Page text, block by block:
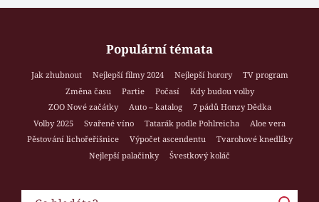
Populární témata
Jak zhubnout Nejlepší filmy 2024 Nejlepší horory
TV program
Změna času
Partie Počasí
Kdy budou volby
ZOO Nové začátky
Auto – katalog
7 pádů Honzy Dědka
Volby 2025
Svařené víno Tatarák podle Pohlreicha
Aloe vera
Pěstování lichořeřišnice
Výpočet ascendentu
Tvarohové knedlíky
Nejlepší palačinky
Švestkový koláč